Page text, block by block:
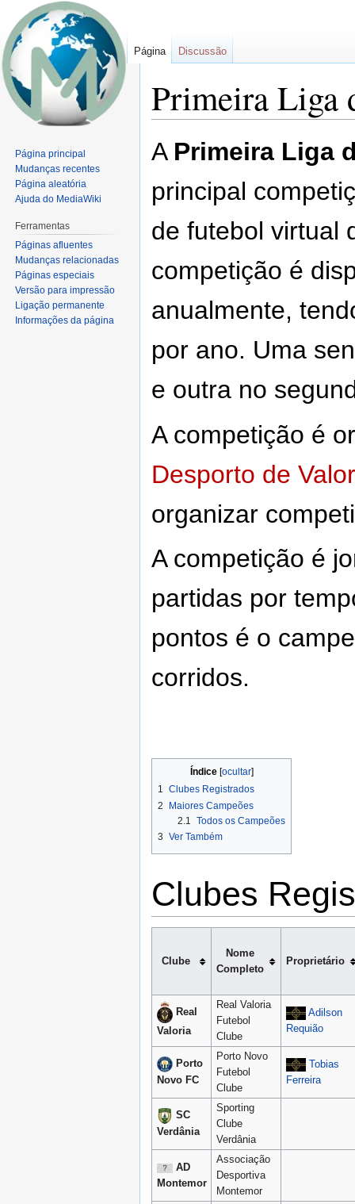
Primeira Liga
para
para
A Primeira Liga
principal
de futebol virtual
competição é
anualmente,
por ano. Uma
e outra no
A competição é
Desporto de
organizar
A competição é
partidas por
pontos é o
corridos.
Índice
1
Clubes Registrados
2
Maiores Campeões
2.1
Todos os Campeões
3
Ver Também
Clubes
Clube
Nome
Completo
Proprietário
Real
Valoria
Real Valoria
Futebol
Clube
Adilson
Requião
Porto
Novo FC
Porto Novo
Futebol
Clube
Tobias
Ferreira
SC
Verdânia
Sporting
Clube
Verdânia
AD
Montemor
Associação
Desportiva
Montemor
Página Discussão
Página principal
Mudanças recentes
Página aleatória
Ajuda do MediaWiki
Ferramentas
Páginas afluentes
Mudanças relacionadas
Páginas especiais
Versão para impressão
Ligação permanente
Informações da página